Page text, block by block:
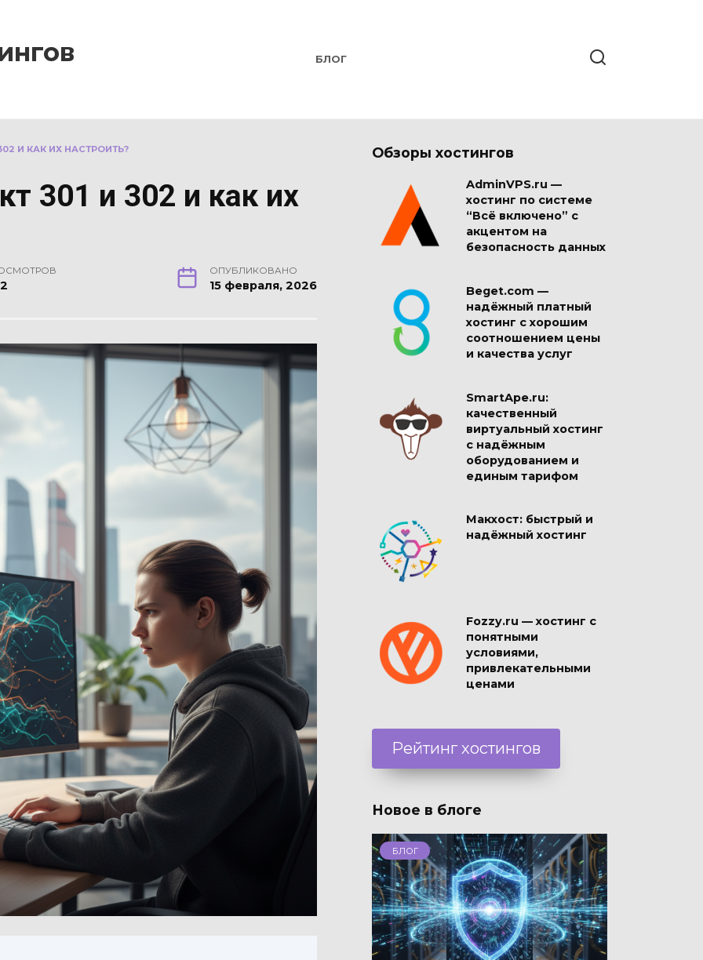
БЛОГ
И КАК ИХ НАСТРОИТЬ?
301 и 302 и как их
ОПУБЛИКОВАНО
15 февраля, 2026
Обзоры хостингов
AdminVPS.ru —
хостинг по системе
“Всё включено” с
акцентом на
безопасность данных
Beget.com —
надёжный платный
хостинг с хорошим
соотношением цены
и качества услуг
SmartApe.ru:
качественный
виртуальный хостинг
с надёжным
оборудованием и
единым тарифом
Макхост: быстрый и
надёжный хостинг
Fozzy.ru — хостинг с
понятными
условиями,
привлекательными
ценами
Рейтинг хостингов
Новое в блоге
БЛОГ